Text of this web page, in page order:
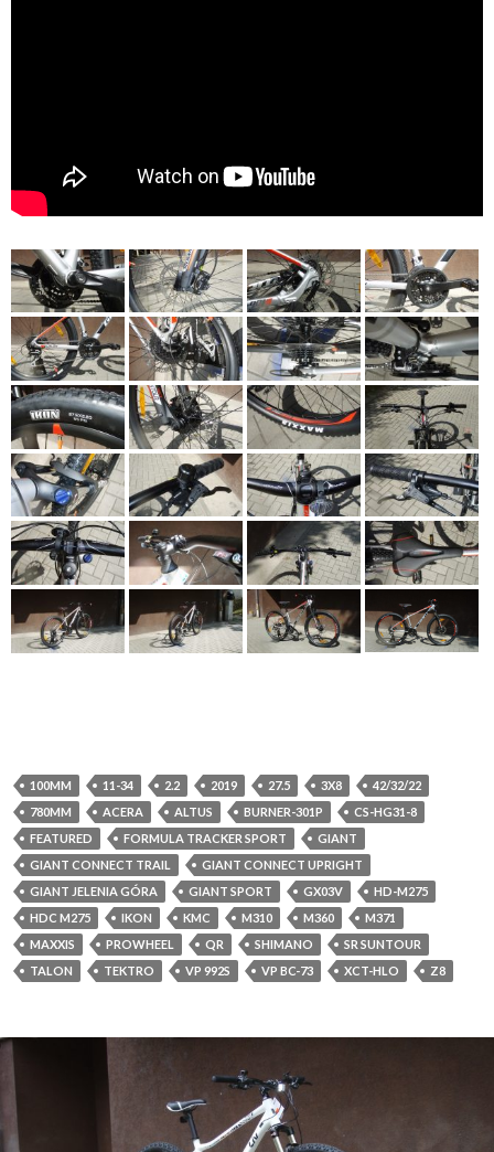
100MM 11-34 2.2 2019 27.5 3X8
42/32/22
780MM
ACERA ALTUS BURNER-301P
CS-HG31-8
FEATURED
FORMULA TRACKER SPORT
GIANT
GIANT CONNECT TRAIL
GIANT CONNECT UPRIGHT
GIANT JELENIA GÓRA
GIANT SPORT GX03V
HD-M275
HDC M275
IKON KMC M310 M360
M371
MAXXIS
PROWHEEL QR SHIMANO
SR SUNTOUR
TALON
TEKTRO VP 992S VP BC-73 XCT-HLO Z8